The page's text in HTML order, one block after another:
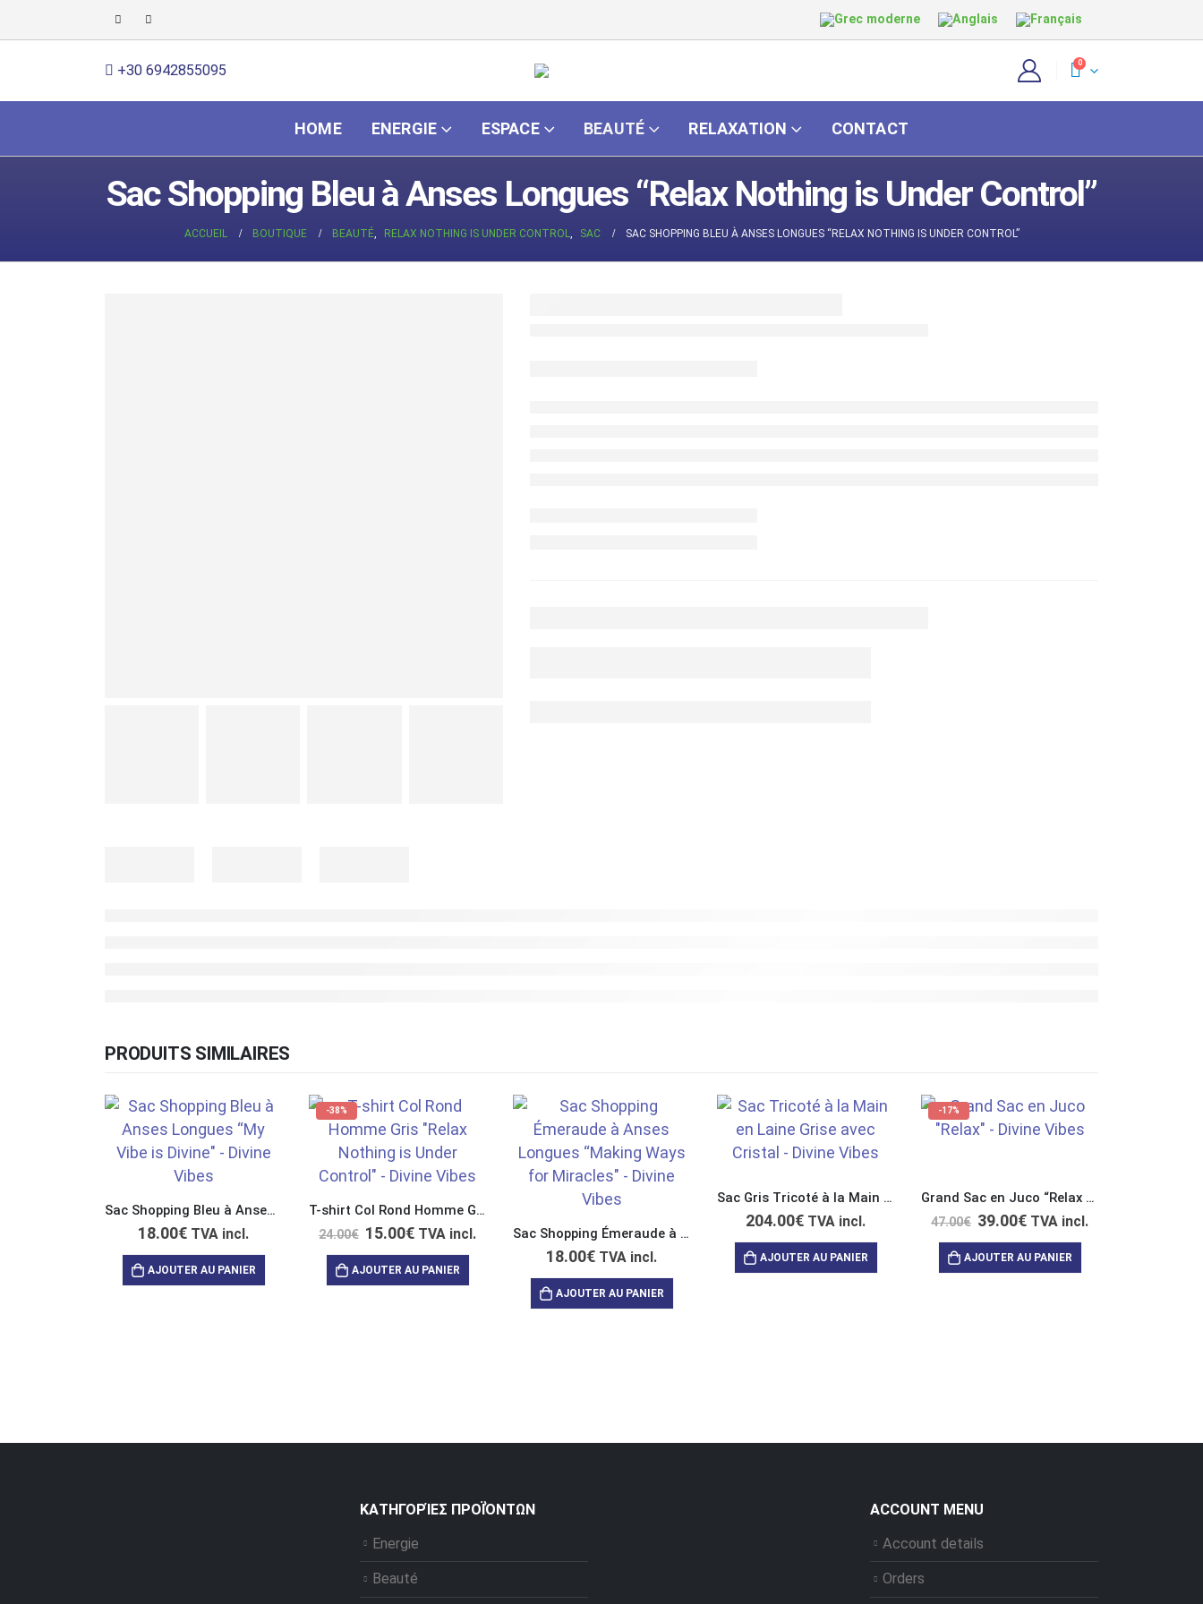
+30 6942855095 0
HOME ENERGIE ESPACE BEAUTÉ RELAXATION CONTACT
Sac Shopping Bleu à Anses Longues “Relax Nothing is Under Control”
ACCUEIL BOUTIQUE BEAUTÉ, RELAX NOTHING IS UNDER CONTROL, SAC SAC SHOPPING BLEU À ANSES LONGUES “RELAX NOTHING IS UNDER CONTROL”
PRODUITS SIMILAIRES
Sac Shopping Bleu à Anses Longues “My Vibe is Divine”
18.00€ TVA incl.
AJOUTER AU PANIER
-38%
T-shirt Col Rond Homme Gris “Relax Nothing is Under Control”
24.00€ 15.00€ TVA incl.
AJOUTER AU PANIER
Sac Shopping Émeraude à Anses Longues “Making Ways for Miracles”
18.00€ TVA incl.
AJOUTER AU PANIER
Sac Gris Tricoté à la Main en Laine avec Cristal
204.00€ TVA incl.
AJOUTER AU PANIER
-17%
Grand Sac en Juco “Relax Nothing is Under Control”
47.00€ 39.00€ TVA incl.
AJOUTER AU PANIER
ΚΑΤΗΓΟΡΊΕΣ ΠΡΟΪΌΝΤΩΝ
Energie
Beauté
ACCOUNT MENU
Account details
Orders